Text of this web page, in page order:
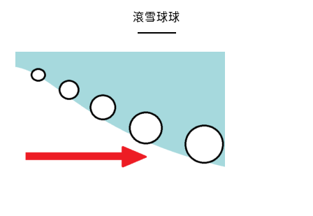
滾雪球球